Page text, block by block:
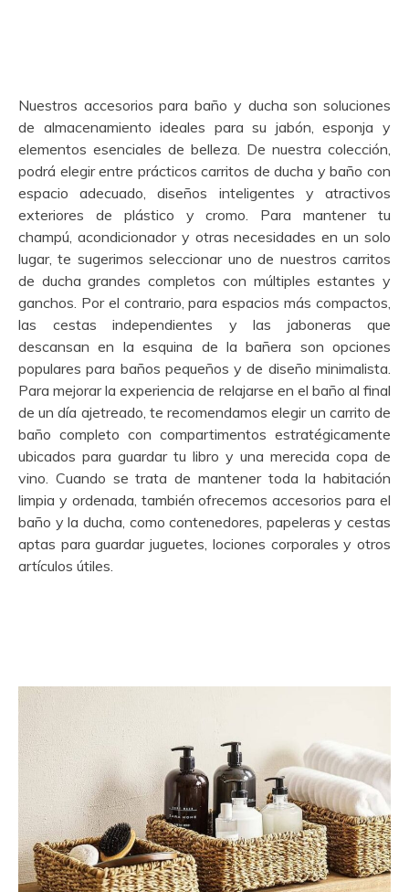
Nuestros accesorios para baño y ducha son soluciones
de almacenamiento ideales para su jabón, esponja y
elementos esenciales de belleza. De nuestra colección,
podrá elegir entre prácticos carritos de ducha y baño con
espacio adecuado, diseños inteligentes y atractivos
exteriores de plástico y cromo. Para mantener tu
champú, acondicionador y otras necesidades en un solo
lugar, te sugerimos seleccionar uno de nuestros carritos
de ducha grandes completos con múltiples estantes y
ganchos. Por el contrario, para espacios más compactos,
las cestas independientes y las jaboneras que
descansan en la esquina de la bañera son opciones
populares para baños pequeños y de diseño minimalista.
Para mejorar la experiencia de relajarse en el baño al final
de un día ajetreado, te recomendamos elegir un carrito de
baño completo con compartimentos estratégicamente
ubicados para guardar tu libro y una merecida copa de
vino. Cuando se trata de mantener toda la habitación
limpia y ordenada, también ofrecemos accesorios para el
baño y la ducha, como contenedores, papeleras y cestas
aptas para guardar juguetes, lociones corporales y otros
artículos útiles.